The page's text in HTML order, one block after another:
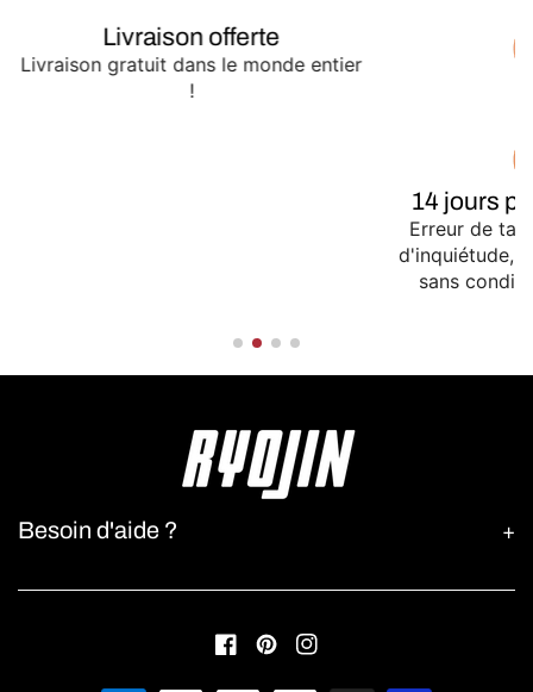
Livraison offerte
Livraison gratuit dans le monde entier
!
14 jours
Erreur de
d'inquiétude,
sans
Besoin d'aide ?
FacebookPinterestInstagram